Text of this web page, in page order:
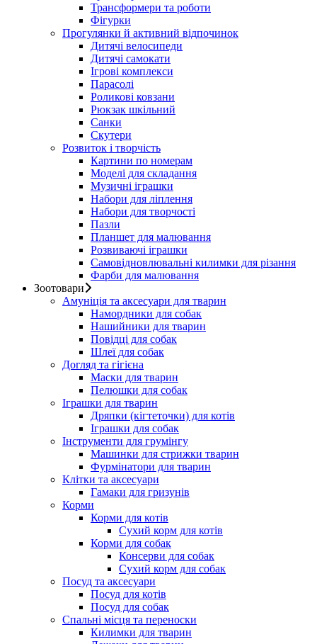
Трансформери та роботи
Фігурки
Прогулянки й активний відпочинок
Дитячі велосипеди
Дитячі самокати
Ігрові комплекси
Парасолі
Роликові ковзани
Рюкзак шкільний
Санки
Скутери
Розвиток і творчість
Картини по номерам
Моделі для складання
Музичні іграшки
Набори для ліплення
Набори для творчості
Пазли
Планшет для малювання
Розвиваючі іграшки
Самовідновлювальні килимки для різання
Фарби для малювання
Зоотовари
Амуніція та аксесуари для тварин
Намордники для собак
Нашийники для тварин
Повідці для собак
Шлеї для собак
Догляд та гігієна
Маски для тварин
Пелюшки для собак
Іграшки для тварин
Дряпки (кігтеточки) для котів
Іграшки для собак
Інструменти для грумінгу
Машинки для стрижки тварин
Фурмінатори для тварин
Клітки та аксесуари
Гамаки для гризунів
Корми
Корми для котів
Сухий корм для котів
Корми для собак
Консерви для собак
Сухий корм для собак
Посуд та аксесуари
Посуд для котів
Посуд для собак
Спальні місця та переноски
Килимки для тварин